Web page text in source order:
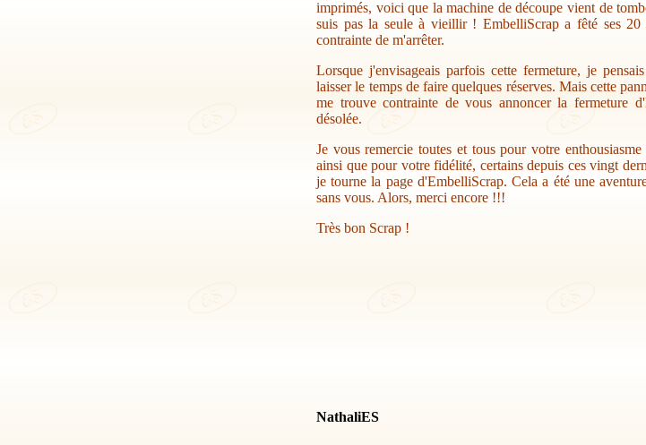
imprimés, voici que la machine de découpe vient de
suis pas la seule à vieillir ! EmbelliScrap a fêté ses
contrainte de m'arrêter.
Lorsque j'envisageais parfois cette fermeture, je
laisser le temps de faire quelques réserves. Mais cette
me trouve contrainte de vous annoncer la fermeture
désolée.
Je vous remercie toutes et tous pour votre
ainsi que pour votre fidélité, certains depuis ces vingt
je tourne la page d'EmbelliScrap. Cela a été une
sans vous. Alors, merci encore !!!
Très bon Scrap !
NathaliES